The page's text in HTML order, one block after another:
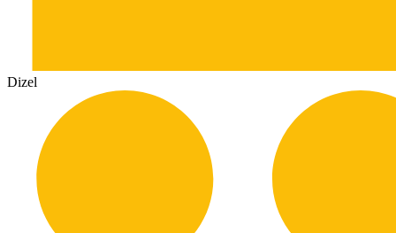
Dizel